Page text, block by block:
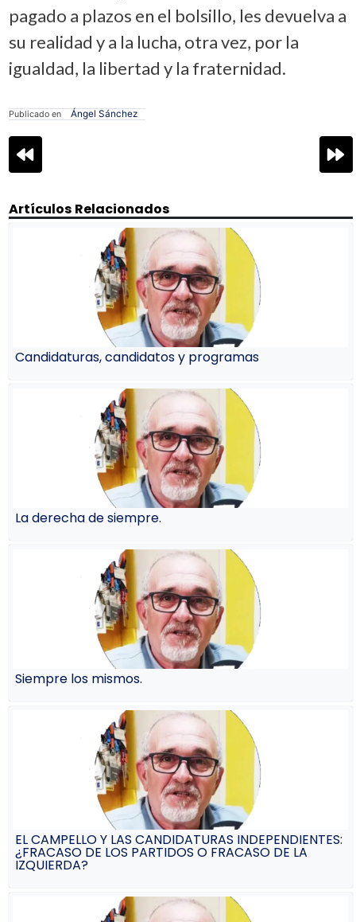
pagado a plazos en el bolsillo, les devuelva a
su realidad y a la lucha, otra vez, por la
igualdad, la libertad y la fraternidad.
Publicado en Ángel Sánchez
Navegación
de
Artículos Relacionados
Candidaturas, candidatos y programas
La derecha de siempre.
Siempre los mismos.
EL CAMPELLO Y LAS CANDIDATURAS INDEPENDIENTES:
¿FRACASO DE LOS PARTIDOS O FRACASO DE LA
IZQUIERDA?